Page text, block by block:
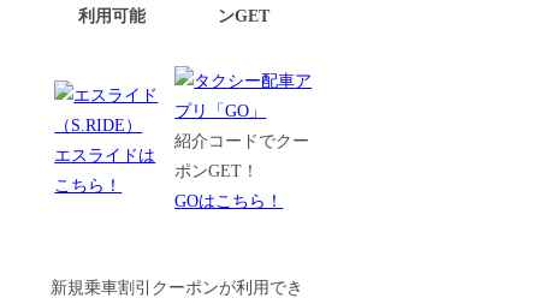
利用可能 ンGET
エスライドは
こちら！
紹介コードでクー
ポンGET！
GOはこちら！
新規乗車割引クーポンが利用でき